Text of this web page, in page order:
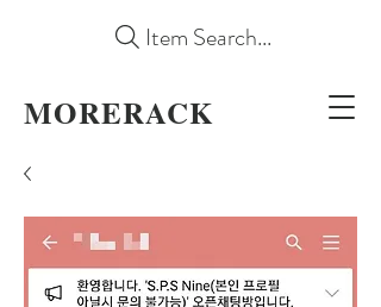
MORERACK
Item Search...